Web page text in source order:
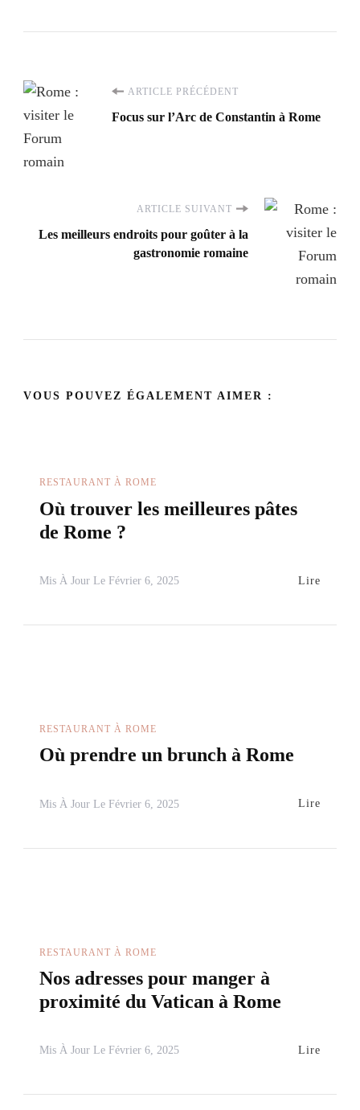
Navigation
d'article
ARTICLE PRÉCÉDENT
Focus sur l’Arc de Constantin à Rome
ARTICLE SUIVANT
Les meilleurs endroits pour goûter à la
gastronomie romaine
VOUS POUVEZ ÉGALEMENT AIMER :
RESTAURANT À ROME
Où trouver les meilleures pâtes
de Rome ?
Mis À Jour Le Février 6, 2025 Lire
RESTAURANT À ROME
Où prendre un brunch à Rome
Mis À Jour Le Février 6, 2025 Lire
RESTAURANT À ROME
Nos adresses pour manger à
proximité du Vatican à Rome
Mis À Jour Le Février 6, 2025 Lire